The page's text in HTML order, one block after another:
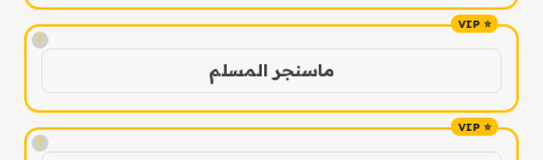
!
ماسنجر المسلم
!